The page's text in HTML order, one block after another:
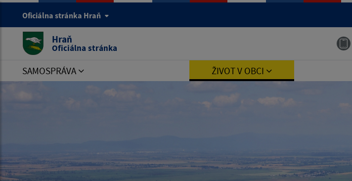
Oficiálna stránka Hraň
Hraň
Oficiálna stránka
SAMOSPRÁVA ŽIVOT V OBCI